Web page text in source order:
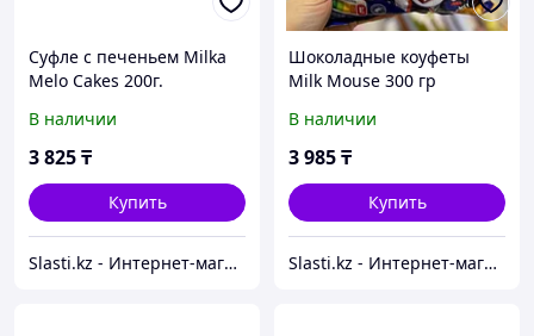
Суфле с печеньем Milka
Melo Cakes 200г.
В наличии
3 825₸
Купить
Slasti.kz - Интернет-магазин сладостей
Шоколадные коyфеты
Milk Mouse 300 гр
В наличии
3 985₸
Купить
Slasti.kz - Интернет-магазин сладостей